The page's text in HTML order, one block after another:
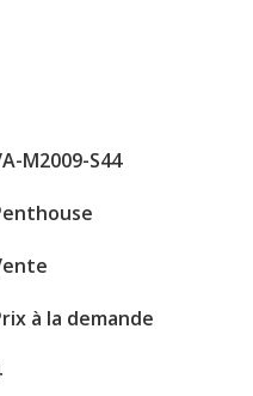
d’une cuisine d'été et
M2009-S44
à la demande